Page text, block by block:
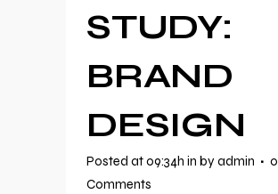
STUDY:
BRAND
DESIGN
Posted at 09:34h in byadmin
0
Comments